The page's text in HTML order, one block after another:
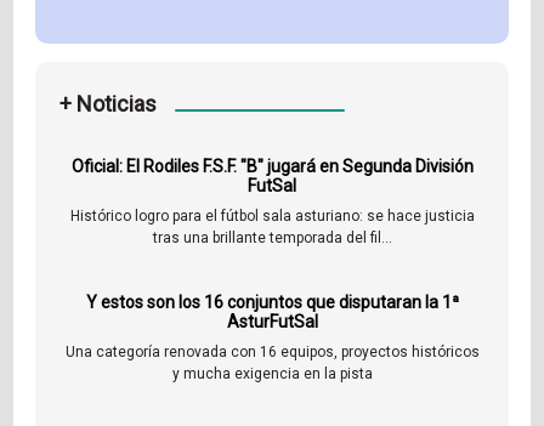
+ Noticias
Oficial: El Rodiles F.S.F. "B" jugará en Segunda División
FutSal
Histórico logro para el fútbol sala asturiano: se hace justicia
tras una brillante temporada del fil...
Y estos son los 16 conjuntos que disputaran la 1ª
AsturFutSal
Una categoría renovada con 16 equipos, proyectos históricos
y mucha exigencia en la pista